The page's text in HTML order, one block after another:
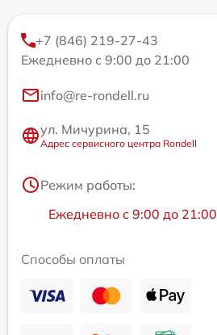
+7 (846) 219-27-43
Ежедневно с 9:00 до 21:00
info@re-rondell.ru
ул. Мичурина, 15
Адрес сервисного центра Rondell
Режим работы:
Ежедневно с 9:00 до 21:00
Способы оплаты